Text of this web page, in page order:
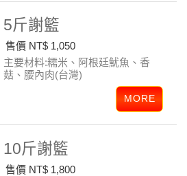
5斤謝籃
售價 NT$ 1,050
主要材料:糯米、阿根廷魷魚、香
菇、腰內肉(台灣)
10斤謝籃
售價 NT$ 1,800